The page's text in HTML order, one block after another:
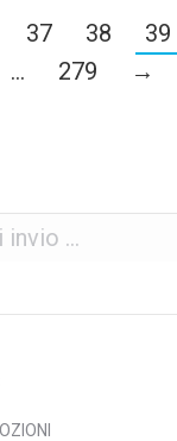
37 38 39
…
279 →